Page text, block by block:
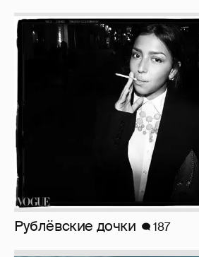
Рублёвские дочки 187